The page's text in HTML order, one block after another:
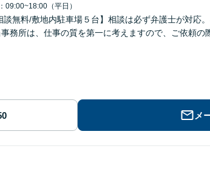
09:00~18:00（平日）
談無料/敷地内駐車場５台】相談は必ず弁護士が対応
務所は、仕事の質を第一に考えますので、ご依頼
メ